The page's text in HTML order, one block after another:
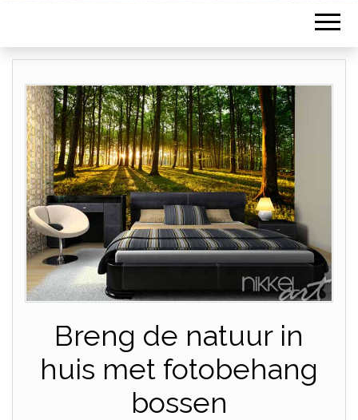
Breng de natuur in
huis met fotobehang
bossen